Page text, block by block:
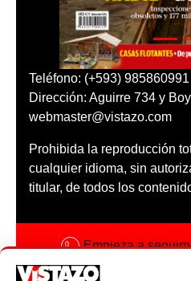
Teléfono: (+593) 985860991
Dirección: Aguirre 734 y
webmaster@vistazo.com
Prohibida la reproducción
cualquier idioma, sin
titular, de todos los
Empieza a